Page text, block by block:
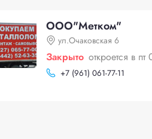
ООО"Mетком"
ул.Очаковская 6
Закрыто откроется в
+7 (961) 061-77-11